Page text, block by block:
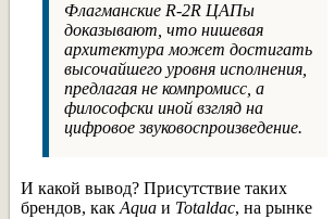
Флагманские R-2R ЦАПы
доказывают, что нишевая
архитектура может достигать
высочайшего уровня исполнения,
предлагая не компромисс, а
философски иной взгляд на
цифровое звуковоспроизведение.
И какой вывод? Присутствие таких
брендов, какAqua и Totaldac, на рынке